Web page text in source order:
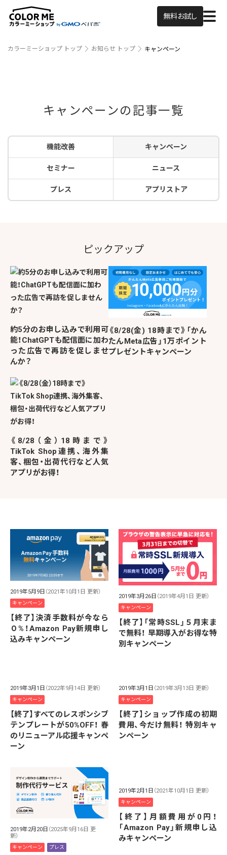
無料お試し
カラーミーショップ トップ お知らせ トップ キャンペーン
キャンペーンの記事一覧
機能改善 キャンペーン
セミナー ニュース
プレス アプリストア
ピックアップ
約5分のお申し込みで利用可
能！ChatGPTも配信面に加わ
った広告で再訪を促しませ
んか？
《8/28(金) 18時まで》「かん
たんMeta広告」1万ポイント
プレゼントキャンペーン
《8/28（金）18時まで》
TikTok Shop連携、海外集
客、梱包・出荷代行など人気
アプリがお得！
2019年5月9日 （2021年10月1日 更新）
キャンペーン
【終了】決済手数料が今なら
０%！Amazon Pay新規申し
込みキャンペーン
2019年3月26日 （2019年4月1日 更新）
キャンペーン
【終了】「常時SSL」５月末ま
で無料！ 早期導入がお得な特
別キャンペーン
2019年3月1日 （2022年9月14日 更新）
キャンペーン
【終了】すべてのレスポンシブ
テンプレートが50%OFF！ 春
のリニューアル応援キャンペ
ーン
2019年3月1日 （2019年3月13日 更新）
キャンペーン
【終了】ショップ作成の初期
費用、今だけ無料！ 特別キャ
ンペーン
2019年2月20日 （2025年9月16日 更
新）
キャンペーン プレス
2019年2月1日 （2021年10月1日 更新）
キャンペーン
【終了】月額費用が0円！
「Amazon Pay」新規申し込
みキャンペーン